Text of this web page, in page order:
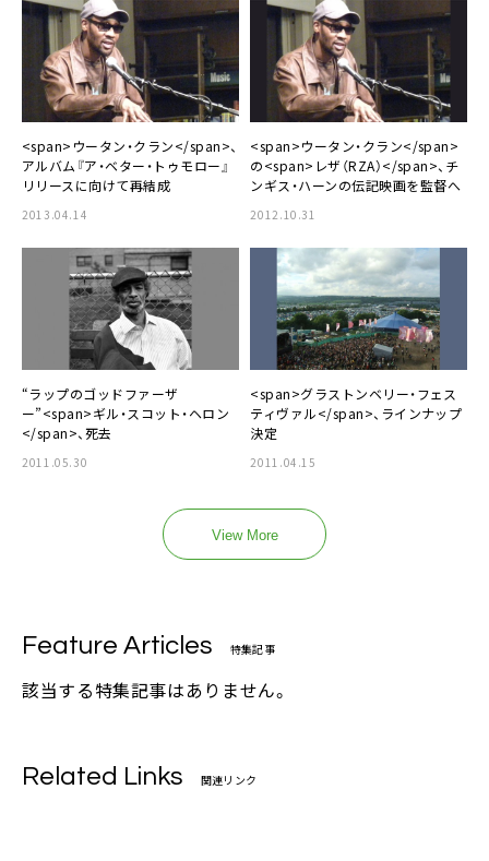
<span>ウータン・クラン</span>、
アルバム『ア・ベター・トゥモロー』
リリースに向けて再結成
2013.04.14
<span>ウータン・クラン</span>
の<span>レザ（RZA）</span>、チ
ンギス・ハーンの伝記映画を監督へ
2012.10.31
“ラップのゴッドファーザ
ー”<span>ギル・スコット・ヘロン
</span>、死去
2011.05.30
<span>グラストンベリー・フェス
ティヴァル</span>、ラインナップ
決定
2011.04.15
View More
Feature Articles 特集記事
該当する特集記事はありません。
Related Links 関連リンク